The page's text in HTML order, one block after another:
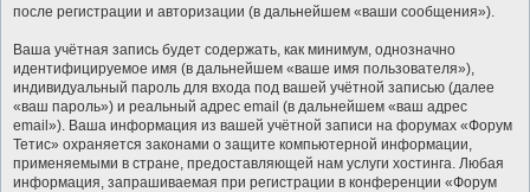
после регистрации и авторизации (в дальнейшем «ваши сообщения»).
Ваша учётная запись будет содержать, как минимум, однозначно
идентифицируемое имя (в дальнейшем «ваше имя пользователя»),
индивидуальный пароль для входа под вашей учётной записью (далее
«ваш пароль») и реальный адрес email (в дальнейшем «ваш адрес
email»). Ваша информация из вашей учётной записи на форумах «Форум
Тетис» охраняется законами о защите компьютерной информации,
применяемыми в стране, предоставляющей нам услуги хостинга. Любая
информация, запрашиваемая при регистрации в конференции «Форум